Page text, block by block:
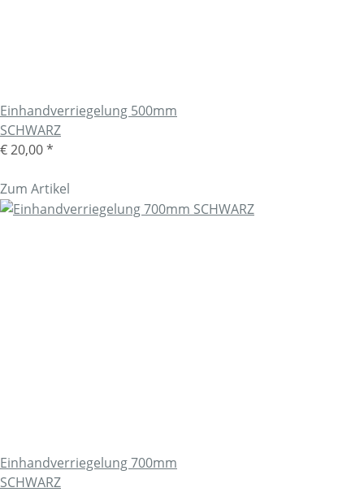
Einhandverriegelung 500mm
SCHWARZ
€ 20,00*
Zum Artikel
Einhandverriegelung 700mm
SCHWARZ